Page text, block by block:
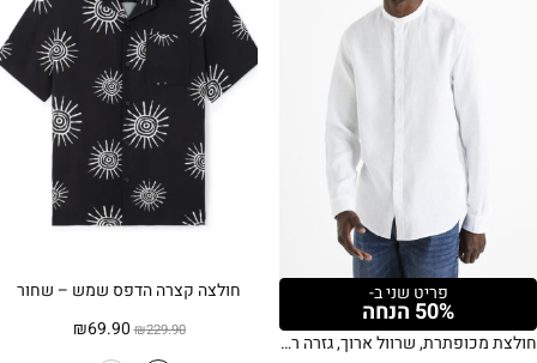
פריט שני ב-
50% הנחה
חולצת מכופתרת, שרוול ארוך, גזרה רגילה, צווארון מנדרינה, בד פשתן – לבן
חולצה קצרה הדפס שמש – שחור
₪229.90
המחיר₪69.90